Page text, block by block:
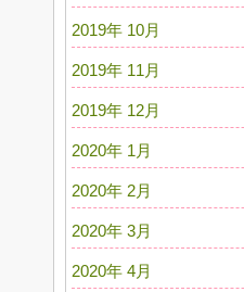
2019年 10月
2019年 11月
2019年 12月
2020年 1月
2020年 2月
2020年 3月
2020年 4月